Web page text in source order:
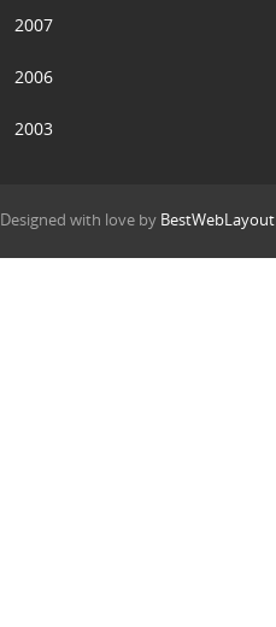
2007
2006
2003
Designed with love by BestWebLayout